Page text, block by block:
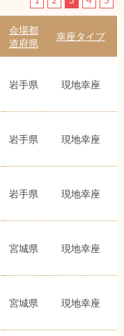
会場都
道府県
幸座タイプ
岩手県 現地幸座
岩手県 現地幸座
岩手県 現地幸座
宮城県 現地幸座
宮城県 現地幸座